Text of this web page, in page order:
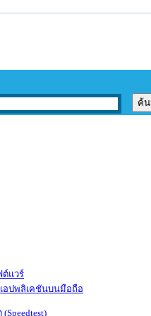
แวร์
อปพลิเคชันบนมือถือ